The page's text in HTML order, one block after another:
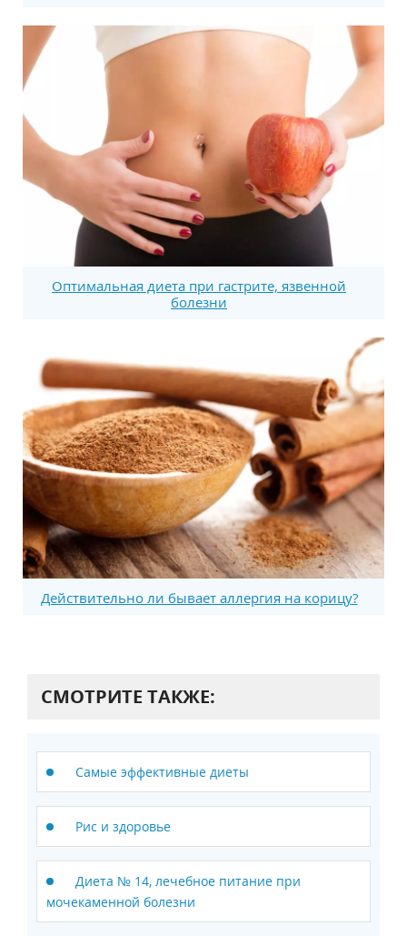
Оптимальная диета при гастрите, язвенной
болезни
Действительно ли бывает аллергия на корицу?
СМОТРИТЕ ТАКЖЕ:
Самые эффективные диеты
Рис и здоровье
Диета № 14, лечебное питание при
мочекаменной болезни